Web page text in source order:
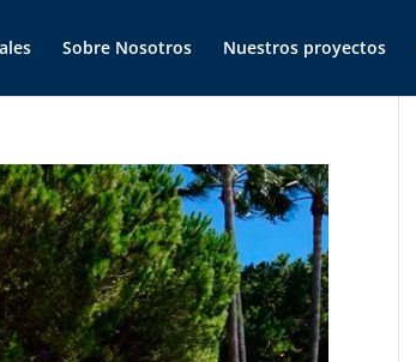
Sobre Nosotros Nuestros proyectos